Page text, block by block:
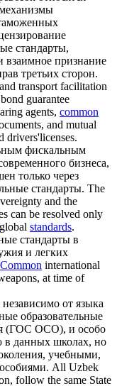
стандарты,
взаимное признание
третьих сторон.
transport facilitation
guarantee
agents, common
and mutual
drivers'licenses.
фискальным
бизнеса,
только через
стандарты. The
and the
can be resolved only
global standards.
стандарты в
и легких
Common international
at time of
от языка
образовательные
(ГОС ОСО), и особо
в данных школах, но
учебными,
All Uzbek
follow the same State